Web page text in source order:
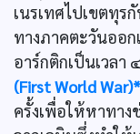
เนรเทศไปเขตทุร
ทางภาคตะวันออก
อาร์กติกเป็นเวลา
(First World War)*
ครั้งเพื่อให้หาทา